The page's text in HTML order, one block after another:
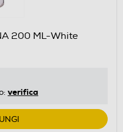
200 ML-White
verifica